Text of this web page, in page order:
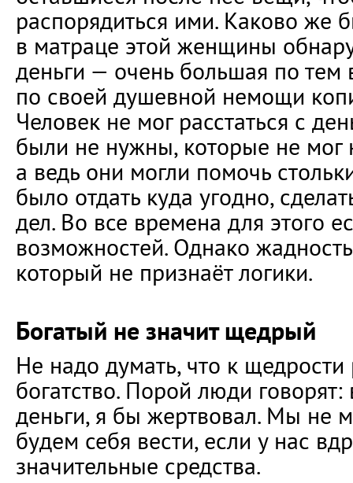
распорядиться ими. Каково же
в матраце этой женщины
деньги — очень большая по
по своей душевной немощи
Человек не мог расстаться с
были не нужны, которые не мог
а ведь они могли помочь
было отдать куда угодно,
дел. Во все времена для этого
возможностей. Однако
который не признаёт логики.
Богатый не значит щедрый
Не надо думать, что к щедрости
богатство. Порой люди
деньги, я бы жертвовал. Мы не
будем себя вести, если у нас
значительные средства.